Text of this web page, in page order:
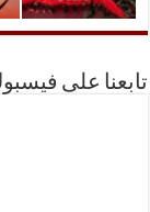
تابعنا على